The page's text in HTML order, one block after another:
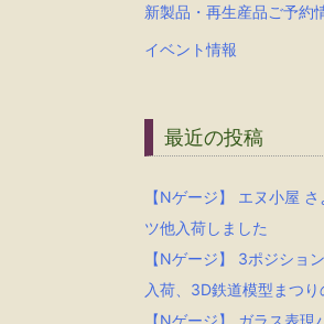
新製品・再生産品ご予約
イベント情報
最近の投稿
【Nゲージ】 エヌ小屋
ツ他入荷しました
【Nゲージ】 3ポジショ
入荷、3D鉄道模型まつり
【Nゲージ】 ガラス表